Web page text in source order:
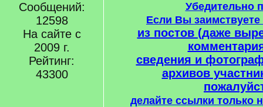
Сообщений:
12598
На сайте с
2009 г.
Рейтинг:
43300
Убедительно
Если Вы
из постов (даже
сведения и
архивов
делайте ссылки только